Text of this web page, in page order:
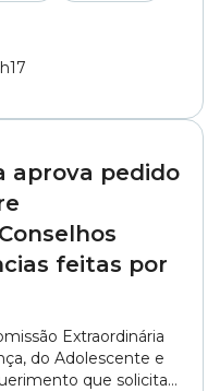
arquiteto Rodolfo
aprova pedido
feitas por
Extraordinária
do Adolescente e
que solicita